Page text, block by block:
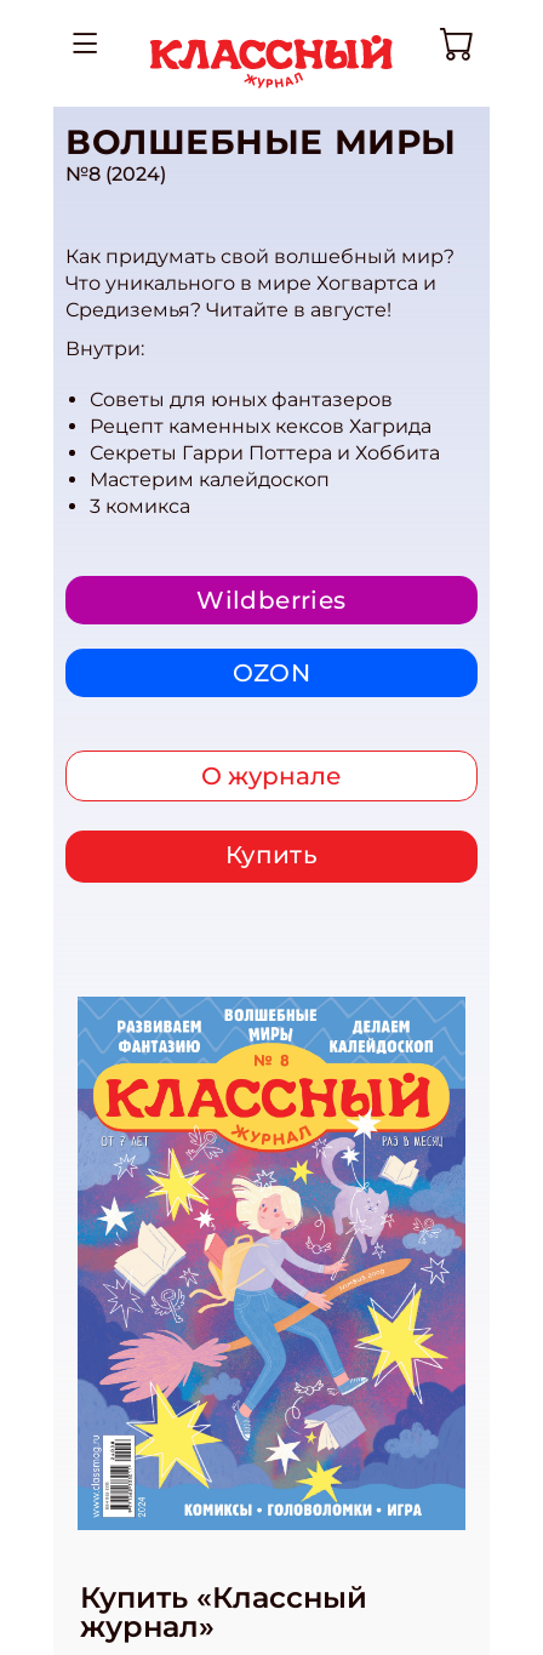
ВОЛШЕБНЫЕ МИРЫ
№8 (2024)
Как придумать свой волшебный мир?
Что уникального в мире Хогвартса и
Средиземья? Читайте в августе!
Внутри:
Советы для юных фантазеров
Рецепт каменных кексов Хагрида
Секреты Гарри Поттера и Хоббита
Мастерим калейдоскоп
3 комикса
Wildberries
OZON
О журнале
Купить
Купить «Классный
журнал»